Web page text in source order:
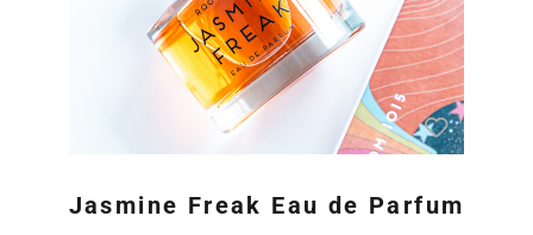
Jasmine Freak Eau de Parfum